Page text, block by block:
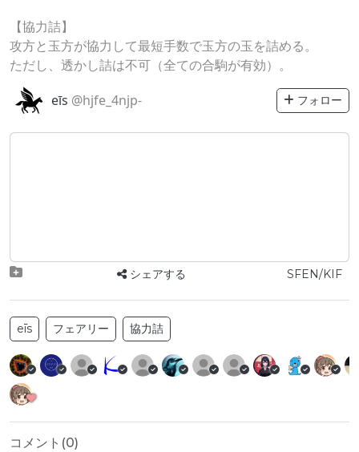
【協力詰】
攻方と玉方が協力して最短手数で玉方の玉を詰める。
ただし、透かし詰は不可（全ての合駒が有効）。
eīs @hjfe_4njp- フォロー
シェアする SFEN/KIF
eīs フェアリー 協力詰
コメント(0)